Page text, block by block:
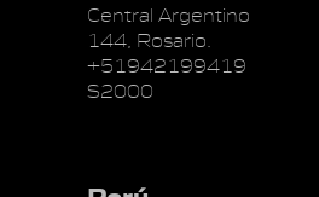
Central Argentino
144, Rosario.
+51942199419
S2000